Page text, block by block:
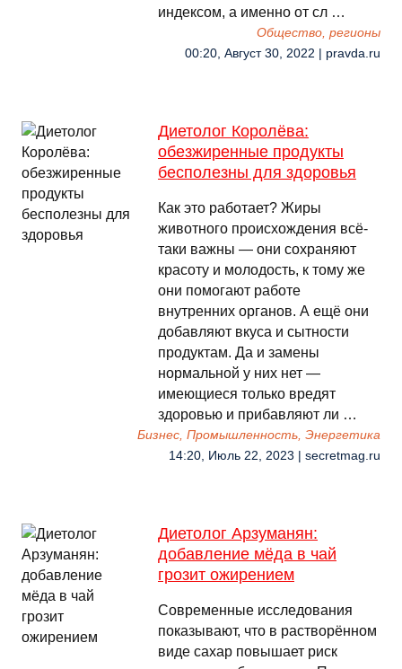
индексом, а именно от сл …
Общество, регионы
00:20, Август 30, 2022 | pravda.ru
Диетолог Королёва:
обезжиренные продукты
бесполезны для здоровья
Как это работает? Жиры
животного происхождения всё-
таки важны — они сохраняют
красоту и молодость, к тому же
они помогают работе
внутренних органов. А ещё они
добавляют вкуса и сытности
продуктам. Да и замены
нормальной у них нет —
имеющиеся только вредят
здоровью и прибавляют ли …
Бизнес, Промышленность, Энергетика
14:20, Июль 22, 2023 | secretmag.ru
Диетолог Арзуманян:
добавление мёда в чай
грозит ожирением
Современные исследования
показывают, что в растворённом
виде сахар повышает риск